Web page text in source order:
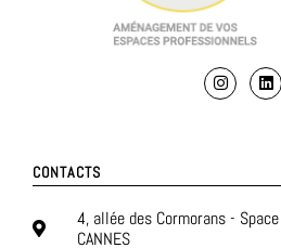
CONTACTS
4, allée des Cormorans -
CANNES